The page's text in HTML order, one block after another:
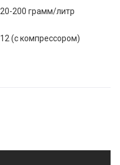
20-200 грамм/литр
12 (с компрессором)